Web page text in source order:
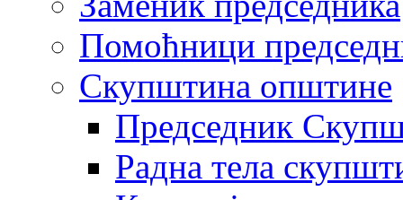
Помоћници
Скупштина општине
Председник
Радна тела